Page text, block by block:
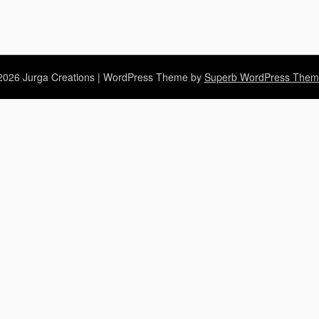
Jurga Creations | WordPress Theme by Superb WordPress